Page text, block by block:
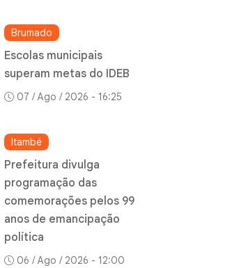
Brumado
Escolas municipais
superam metas do IDEB
07 / Ago / 2026 - 16:25
Itambé
Prefeitura divulga
programação das
comemorações pelos 99
anos de emancipação
política
06 / Ago / 2026 - 12:00